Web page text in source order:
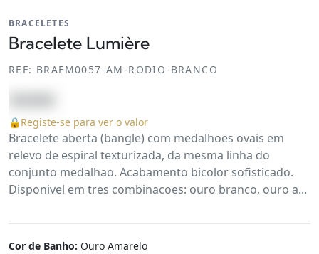
BRACELETES
Bracelete Lumière
REF: BRAFM0057-AM-RODIO-BRANCO
🔒 Registe-se para ver o valor
Bracelete aberta (bangle) com medalhoes ovais em
relevo de espiral texturizada, da mesma linha do
conjunto medalhao. Acabamento bicolor sofisticado.
Disponivel em tres combinacoes: ouro branco, ouro a...
Cor de Banho: Ouro Amarelo